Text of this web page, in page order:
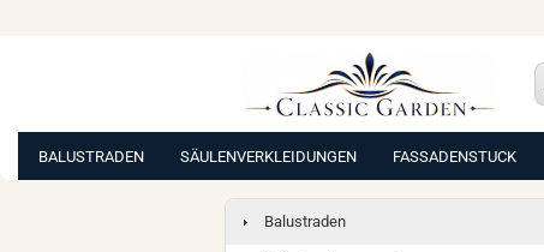
BALUSTRADEN SÄULENVERKLEIDUNGEN FASSADENSTUCK
Balustraden